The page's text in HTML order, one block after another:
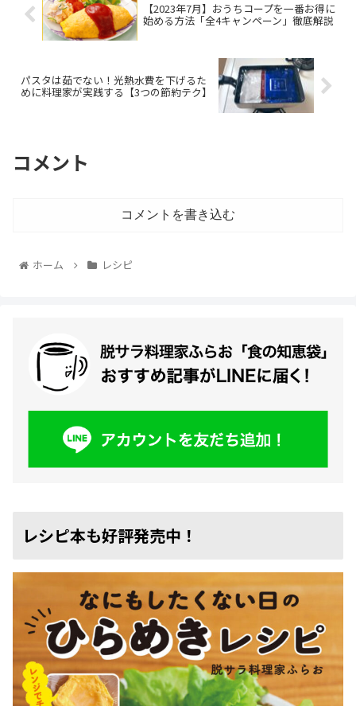
【2023年7月】おうちコープを一番お得に
始める方法「全4キャンペーン」徹底解説
パスタは茹でない！光熱水費を下げるた
めに料理家が実践する【3つの節約テク】
コメント
コメントを書き込む
ホーム レシピ
レシピ本も好評発売中！